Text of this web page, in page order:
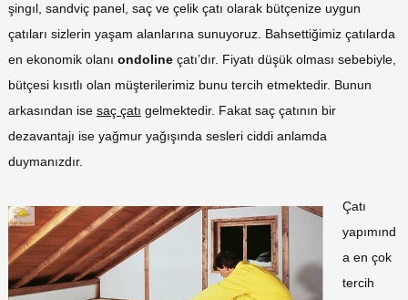
şingıl, sandviç panel, saç ve çelik çatı olarak bütçenize uygun
çatıları sizlerin yaşam alanlarına sunuyoruz. Bahsettiğimiz çatılarda
en ekonomik olanı ondoline çatı’dır. Fiyatı düşük olması sebebiyle,
bütçesi kısıtlı olan müşterilerimiz bunu tercih etmektedir. Bunun
arkasından ise saç çatı gelmektedir. Fakat saç çatının bir
dezavantajı ise yağmur yağışında sesleri ciddi anlamda
duymanızdır.
Çatı
yapımınd
a en çok
tercih